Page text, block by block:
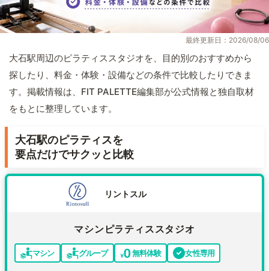
最終更新日：2026/08/06
大石駅周辺のピラティススタジオを、目的別のおすすめから
探したり、料金・体験・設備などの条件で比較したりできま
す。掲載情報は、FIT PALETTE編集部が公式情報と独自取材
をもとに整理しています。
大石駅のピラティスを
要点だけでサクッと比較
リントスル
マシンピラティススタジオ
マシン グループ 無料体験 女性専用